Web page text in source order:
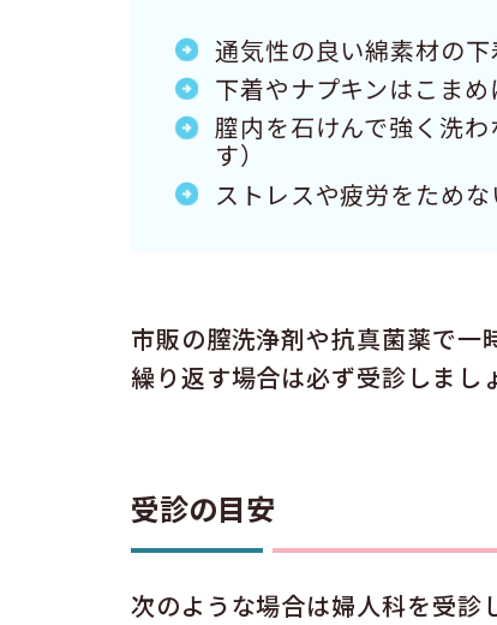
通気性の良い綿素材の下
下着やナプキンはこま
膣内を石けんで強く洗
す）
ストレスや疲労をためな
市販の膣洗浄剤や抗真菌薬で一
繰り返す場合は必ず受診しまし
受診の目安
次のような場合は婦人科を受診